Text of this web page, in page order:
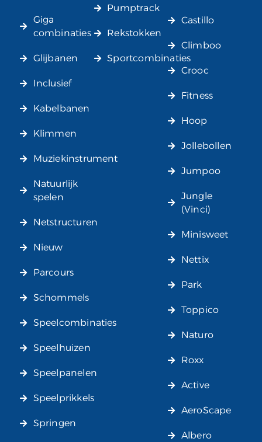
Giga
combinaties
Glijbanen
Inclusief
Kabelbanen
Klimmen
Muziekinstrument
Natuurlijk
spelen
Netstructuren
Nieuw
Parcours
Schommels
Speelcombinaties
Speelhuizen
Speelpanelen
Speelprikkels
Springen
Pumptrack
Rekstokken
Sportcombinaties
Castillo
Climboo
Crooc
Fitness
Hoop
Jollebollen
Jumpoo
Jungle
(Vinci)
Minisweet
Nettix
Park
Toppico
Naturo
Roxx
Active
AeroScape
Albero